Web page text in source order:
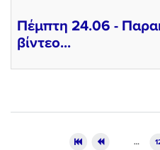
Πέμπτη 24.06 -
βίντεο...
…